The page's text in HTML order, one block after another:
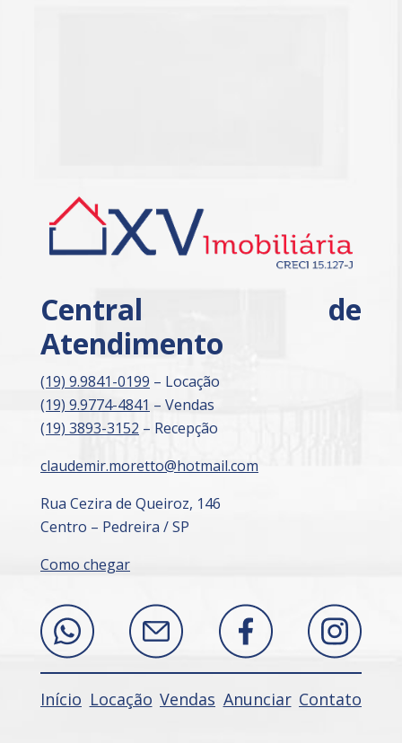
Central de
Atendimento
(19) 9.9841-0199 – Locação
(19) 9.9774-4841 – Vendas
(19) 3893-3152 – Recepção
claudemir.moretto@hotmail.com
Rua Cezira de Queiroz, 146
Centro – Pedreira / SP
Como chegar
Início Locação Vendas Anunciar Contato